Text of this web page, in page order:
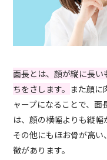
面長とは、顔が縦に長
ちをさします。 また顔に
ャープになることで、
は、顔の横幅よりも縦幅
その他にもほお骨が高
徴があります。